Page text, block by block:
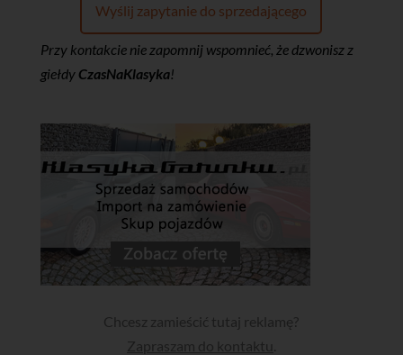
Wyślij zapytanie do sprzedającego
Przy kontakcie nie zapomnij wspomnieć, że dzwonisz z
giełdy CzasNaKlasyka!
Chcesz zamieścić tutaj reklamę?
Zapraszam do kontaktu